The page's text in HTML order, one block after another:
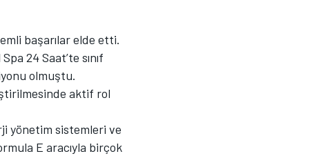
başarılar elde etti.
24 Saat’te sınıf
olmuştu.
aktif rol
yönetim sistemleri ve
E aracıyla birçok